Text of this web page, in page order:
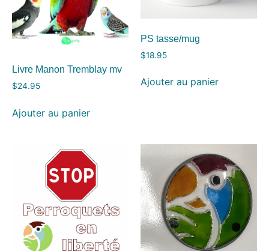
Livre Manon Tremblay mv
$24.95
Ajouter au panier
PS tasse/mug
$18.95
Ajouter au panier